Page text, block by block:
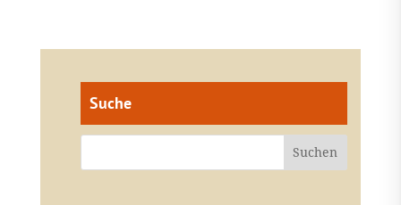
Suche